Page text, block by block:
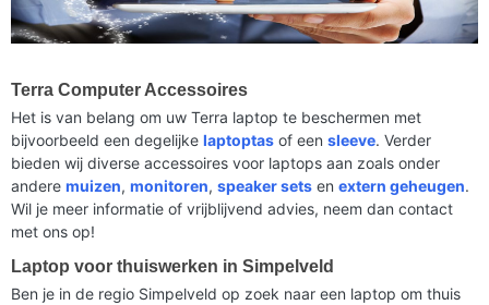
Terra Computer Accessoires
Het is van belang om uw Terra laptop te beschermen met
bijvoorbeeld een degelijke laptoptas of een sleeve. Verder
bieden wij diverse accessoires voor laptops aan zoals onder
andere muizen, monitoren, speaker sets en extern geheugen.
Wil je meer informatie of vrijblijvend advies, neem dan contact
met ons op!
Laptop voor thuiswerken in Simpelveld
Ben je in de regio Simpelveld op zoek naar een laptop om thuis